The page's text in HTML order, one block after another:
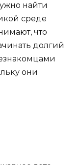
найти
среде
что
долгий
они